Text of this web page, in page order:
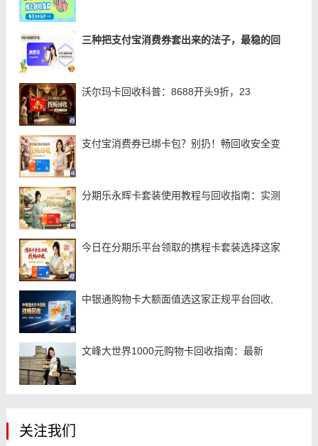
三种把支付宝消费券套出来的法子，最稳的回
沃尔玛卡回收科普：8688开头9折，23
支付宝消费券已绑卡包？别扔！畅回收安全变
分期乐永辉卡套装使用教程与回收指南：实测
今日在分期乐平台领取的携程卡套装选择这家
中银通购物卡大额面值选这家正规平台回收,
文峰大世界1000元购物卡回收指南：最新
关注我们